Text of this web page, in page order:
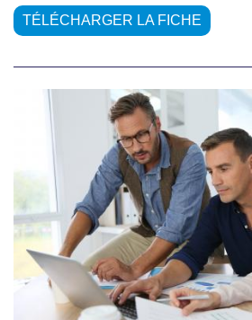
TÉLÉCHARGER LA FICHE